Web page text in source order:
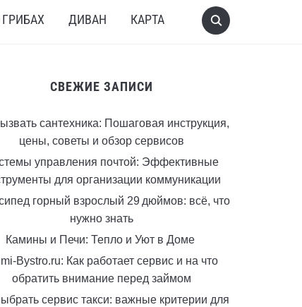
ГРИБАХ ДИВАН КАРТА
СВЕЖИЕ ЗАПИСИ
сантехника: Пошаговая инструкция,
цены, советы и обзор сервисов
управления почтой: Эффективные
для организации коммуникации
горный взрослый 29 дюймов: всё, что
нужно знать
Камины и Печи: Тепло и Уют в Доме
Bystro.ru: Как работает сервис и на что
обратить внимание перед займом
сервис такси: важные критерии для